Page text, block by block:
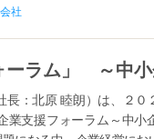
社
：北原 睦朗）は、２
業支援フォーラム～中